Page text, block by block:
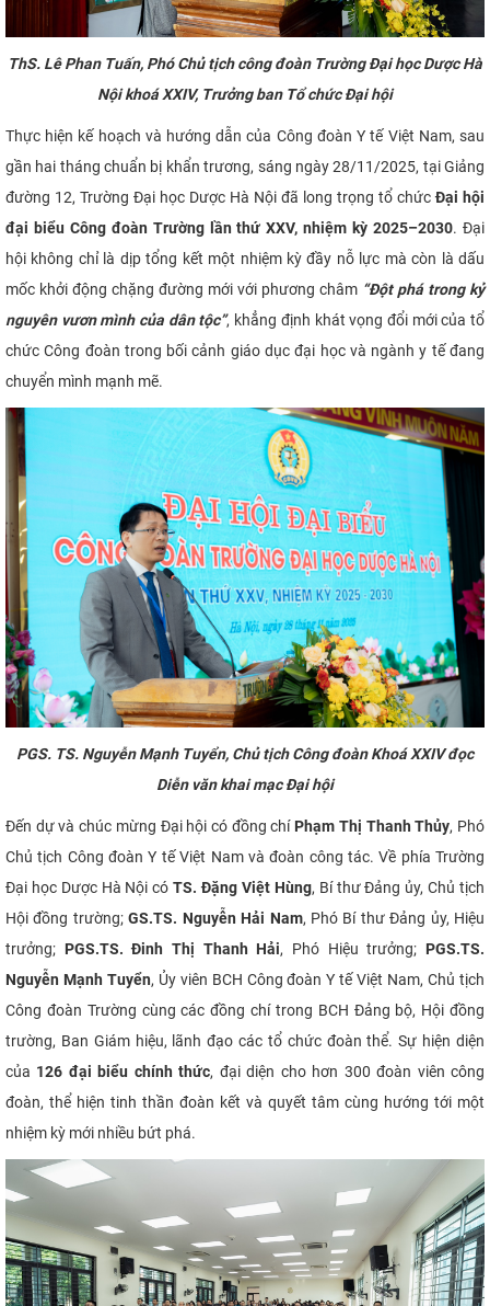
ThS. Lê Phan Tuấn, Phó Chủ tịch công đoàn Trường Đại học Dược Hà
Nội khoá XXIV, Trưởng ban Tổ chức Đại hội
Thực hiện kế hoạch và hướng dẫn của Công đoàn Y tế Việt Nam, sau
gần hai tháng chuẩn bị khẩn trương, sáng ngày 28/11/2025, tại Giảng
đường 12, Trường Đại học Dược Hà Nội đã long trọng tổ chứcĐại hội
đại biểu Công đoàn Trường lần thứ XXV, nhiệm kỳ 2025–2030. Đại
hội không chỉ là dịp tổng kết một nhiệm kỳ đầy nỗ lực mà còn là dấu
mốc khởi động chặng đường mới với phương châm “Đột phá trong kỷ
nguyên vươn mình của dân tộc”, khẳng định khát vọng đổi mới của tổ
chức Công đoàn trong bối cảnh giáo dục đại học và ngành y tế đang
chuyển mình mạnh mẽ.
PGS. TS. Nguyễn Mạnh Tuyển, Chủ tịch Công đoàn Khoá XXIV đọc
Diễn văn khai mạc Đại hội
Đến dự và chúc mừng Đại hội có đồng chí Phạm Thị Thanh Thủy, Phó
Chủ tịch Công đoàn Y tế Việt Nam và đoàn công tác. Về phía Trường
Đại học Dược Hà Nội cóTS. Đặng Việt Hùng, Bí thư Đảng ủy, Chủ tịch
Hội đồng trường;GS.TS. Nguyễn Hải Nam, Phó Bí thư Đảng ủy, Hiệu
trưởng; PGS.TS. Đinh Thị Thanh Hải, Phó Hiệu trưởng; PGS.TS.
Nguyễn Mạnh Tuyển, Ủy viên BCH Công đoàn Y tế Việt Nam, Chủ tịch
Công đoàn Trường cùng các đồng chí trong BCH Đảng bộ, Hội đồng
trường, Ban Giám hiệu, lãnh đạo các tổ chức đoàn thể. Sự hiện diện
của 126 đại biểu chính thức, đại diện cho hơn 300 đoàn viên công
đoàn, thể hiện tinh thần đoàn kết và quyết tâm cùng hướng tới một
nhiệm kỳ mới nhiều bứt phá.